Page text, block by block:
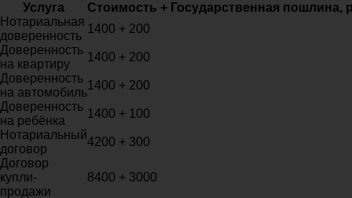
Услуга
Стоимость + Государственная пошлина,
Нотариальная
доверенность
1400 + 200
Доверенность
на квартиру
1400 + 200
Доверенность
на автомобиль
1400 + 200
Доверенность
на ребёнка
1400 + 100
Нотариальный
договор
4200 + 300
Договор
купли-
продажи
8400 + 3000